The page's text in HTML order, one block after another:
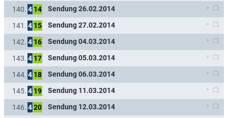
140. 4 14 Sendung 26.02.2014
141. 4 15 Sendung 27.02.2014
142. 4 16 Sendung 04.03.2014
143. 4 17 Sendung 05.03.2014
144. 4 18 Sendung 06.03.2014
145. 4 19 Sendung 11.03.2014
146. 420 Sendung 12.03.2014